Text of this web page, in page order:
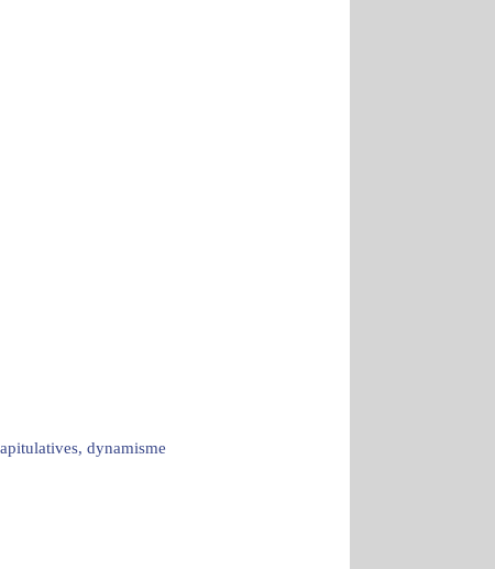
dynamisme